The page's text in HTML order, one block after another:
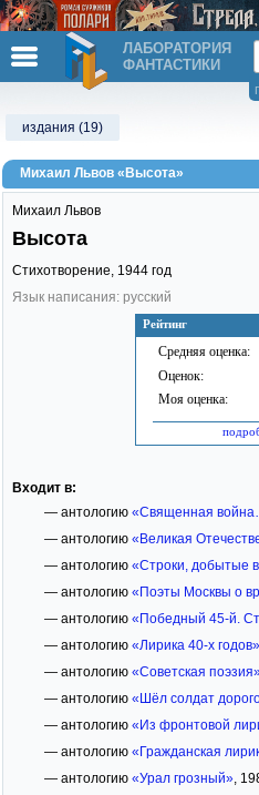
ЛАБОРАТОРИЯ
ФАНТАСТИКИ
издания (19)
Михаил Львов «Высота»
Рейтинг
Средняя оценка:
Оценок:
Моя оценка:
Михаил Львов
Высота
Стихотворение, 1944 год
Язык написания: русский
Входит в:
— антологию «Священная
— антологию «Великая
— антологию «Строки, добытые
— антологию «Поэты Москвы о
— антологию «Победный 45-й.
— антологию «Лирика 40-х годов»
— антологию «Советская
— антологию «Шёл солдат
— антологию «Из фронтовой
— антологию «Гражданская
— антологию «Урал грозный»,